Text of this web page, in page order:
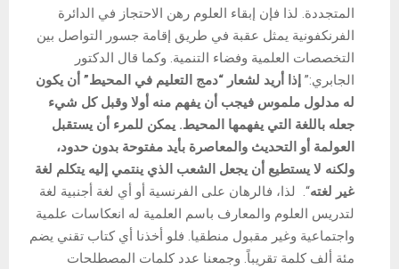
المتجددة. لذا فإن إبقاء العلوم رهن الاحتجاز في الدائرة
الفرنكفونية يمثل عقبة في طريق إقامة جسور التواصل بين
التخصصات العلمية وفضاء التنمية. وكما قال الدكتور
الجابري:” إذا أريد لشعار “دمج التعليم في المحيط” أن يكون
له مدلول ملموس فيجب أن يفهم منه أولا وقبل كل شيء
جعله باللغة التي يفهمها المحيط. يمكن للمرء أن يستقبل
العولمة أو التحديث والمعاصرة بأيد مفتوحة بدون حدود،
ولكنه لا يستطيع أن يجعل الشعب الذي ينتمي إليه يتكلم لغة
غير لغته“. لذا، فالرهان على الفرنسية أو أي لغة أجنبية لغة
لتدريس العلوم والمعارف باسم العلمية له انعكاسات علمية
واجتماعية وغير مقبول منطقيا. فلو أخذنا أي كتاب تقني يضم
مئة ألف كلمة تقريباً. وجمعنا عدد كلمات المصطلحات